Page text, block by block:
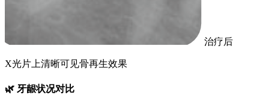
治疗后
X光片上清晰可见骨再生效果
🌿 牙龈状况对比